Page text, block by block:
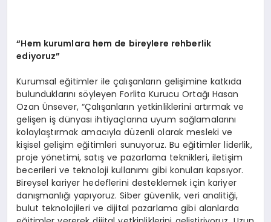
“Hem kurumlara hem de bireylere rehberlik
ediyoruz”
Kurumsal eğitimler ile çalışanların gelişimine katkıda
bulunduklarını söyleyen Forlita Kurucu Ortağı Hasan
Ozan Ünsever, “Çalışanların yetkinliklerini artırmak ve
gelişen iş dünyası ihtiyaçlarına uyum sağlamalarını
kolaylaştırmak amacıyla düzenli olarak mesleki ve
kişisel gelişim eğitimleri sunuyoruz. Bu eğitimler liderlik,
proje yönetimi, satış ve pazarlama teknikleri, iletişim
becerileri ve teknoloji kullanımı gibi konuları kapsıyor.
Bireysel kariyer hedeflerini desteklemek için kariyer
danışmanlığı yapıyoruz. Siber güvenlik, veri analitiği,
bulut teknolojileri ve dijital pazarlama gibi alanlarda